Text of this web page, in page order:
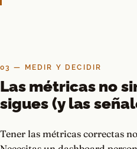
03 — MEDIR Y DECIDIR
Las métricas no
sigues (y las
Tener las métricas correctas